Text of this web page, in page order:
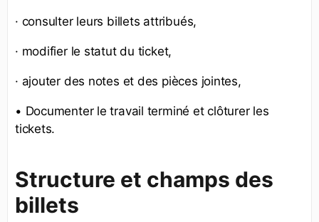
· consulter leurs billets attribués,
· modifier le statut du ticket,
· ajouter des notes et des pièces jointes,
• Documenter le travail terminé et clôturer les
tickets.
Structure et champs des
billets